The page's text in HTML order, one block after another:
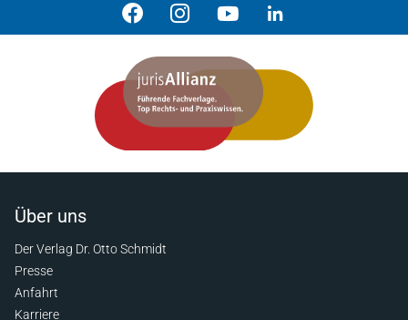
Über uns
Der Verlag Dr. Otto Schmidt
Presse
Anfahrt
Karriere